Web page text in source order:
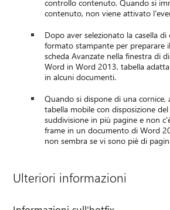
controllo contenuto. Quando si
contenuto, non viene attivato
Dopo aver selezionato la casella
formato stampante per preparare
scheda Avanzate nella finestra di
Word in Word 2013, tabella
in alcuni documenti.
Quando si dispone di una cornice,
tabella mobile con disposizione
suddivisione in più pagine e non
frame in un documento di Word
non sembra se vi sono piè di
Ulteriori informazioni